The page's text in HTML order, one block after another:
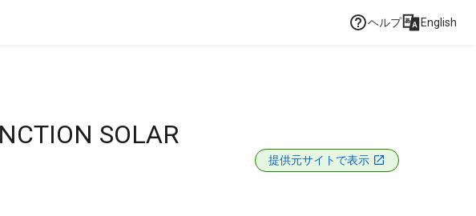
ヘルプ English
SOLAR
提供元サイトで表示